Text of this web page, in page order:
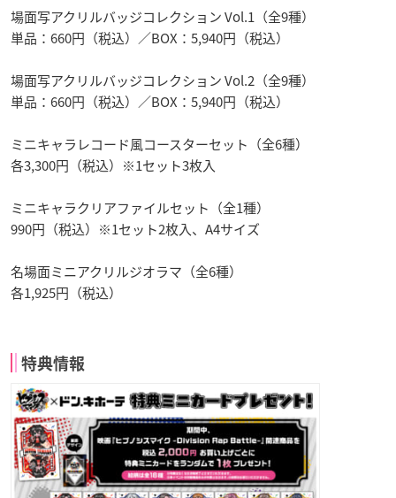
場面写アクリルバッジコレクション Vol.1（全9種）
単品：660円（税込）／BOX：5,940円（税込）
場面写アクリルバッジコレクション Vol.2（全9種）
単品：660円（税込）／BOX：5,940円（税込）
ミニキャラレコード風コースターセット（全6種）
各3,300円（税込）※1セット3枚入
ミニキャラクリアファイルセット（全1種）
990円（税込）※1セット2枚入、A4サイズ
名場面ミニアクリルジオラマ（全6種）
各1,925円（税込）
特典情報